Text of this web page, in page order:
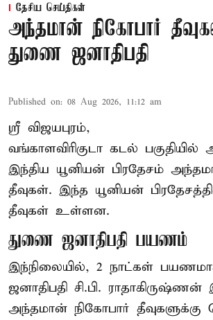
தேசிய செய்திகள்
அந்தமான் நிகோபார்
துணை ஜனாதிபதி
Published on: 08 Aug 2026, 11:12 am
ஸ்ரீ விஜயபுரம்,
வங்காளவிரிகுடா கடல்
இந்திய யூனியன் பிரதேசம்
தீவுகள். இந்த யூனியன்
தீவுகள் உள்ளன.
துணை ஜனாதிபதி பயணம்
இந்நிலையில், 2 நாட்கள்
ஜனாதிபதி சி.பி. ராதாகிருஷ்ணன்
அந்தமான் நிகோபார் தீவுகளுக்கு